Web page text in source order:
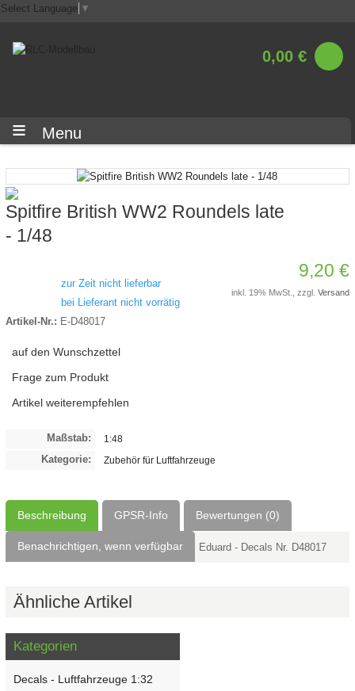
Select Language ▼
0,00 €
Menu
Spitfire British WW2 Roundels late
- 1/48
zur Zeit nicht lieferbar
bei Lieferant nicht vorrätig
Artikel-Nr.: E-D48017
auf den Wunschzettel
Frage zum Produkt
Artikel weiterempfehlen
9,20 €
inkl. 19% MwSt., zzgl.Versand
Maßstab: 1:48
Kategorie: Zubehör für Luftfahrzeuge
Beschreibung GPSR-Info Bewertungen (0)
Benachrichtigen, wenn verfügbar Eduard - Decals Nr. D48017
Ähnliche Artikel
Kategorien
Decals - Luftfahrzeuge 1:32